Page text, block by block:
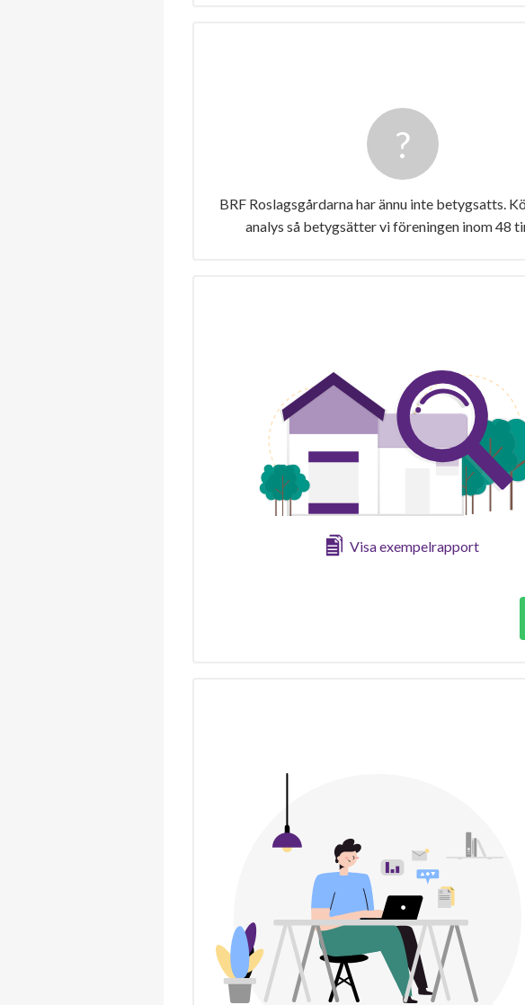
BRF Roslagsgårdarna har ännu inte betygsatts.
analys så betygsätter vi föreningen inom 48
Visa exempelrapport